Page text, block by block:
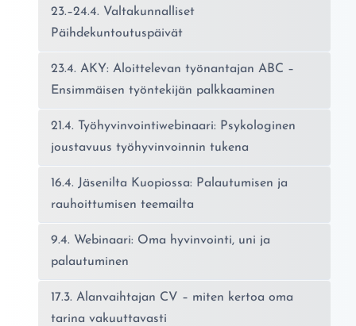
23.–24.4. Valtakunnalliset
Päihdekuntoutuspäivät
23.4. AKY: Aloittelevan työnantajan ABC –
Ensimmäisen työntekijän palkkaaminen
21.4. Työhyvinvointiwebinaari: Psykologinen
joustavuus työhyvinvoinnin tukena
16.4. Jäsenilta Kuopiossa: Palautumisen ja
rauhoittumisen teemailta
9.4. Webinaari: Oma hyvinvointi, uni ja
palautuminen
17.3. Alanvaihtajan CV – miten kertoa oma
tarina vakuuttavasti